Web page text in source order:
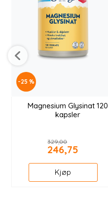
-25 %
Magnesium Glysinat 120
kapsler
329,00
246,75
Kjøp